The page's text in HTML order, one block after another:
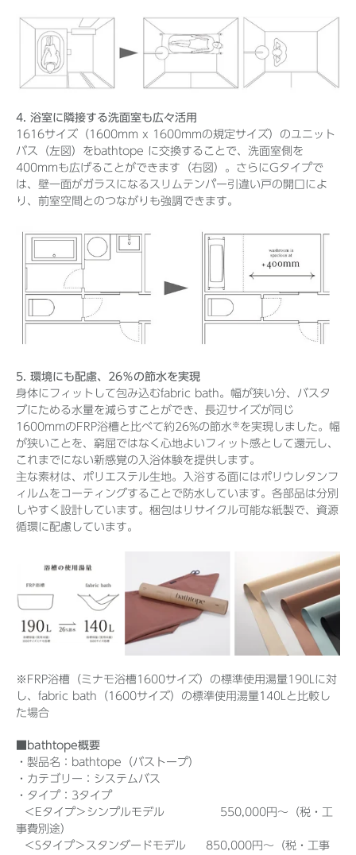
4. 浴室に隣接する洗面室も広々活用
1616サイズ（1600mm x 1600mmの規定サイズ）のユニット
バス（左図）をbathtope に交換することで、洗面室側を
400mmも広げることができます（右図）。さらにGタイプで
は、壁一面がガラスになるスリムテンパー引違い戸の開口によ
り、前室空間とのつながりも強調できます。
5. 環境にも配慮、26％の節水を実現
身体にフィットして包み込むfabric bath。幅が狭い分、バスタ
ブにためる水量を減らすことができ、長辺サイズが同じ
1600mmのFRP浴槽と比べて約26%の節水 ※ を実現しました。幅
が狭いことを、窮屈ではなく心地よいフィット感として還元し、
これまでにない新感覚の入浴体験を提供します。
主な素材は、ポリエステル生地。入浴する面にはポリウレタンフ
ィルムをコーティングすることで防水しています。各部品は分別
しやすく設計しています。梱包はリサイクル可能な紙製で、資源
循環に配慮しています。
※FRP浴槽（ミナモ浴槽1600サイズ）の標準使用湯量190Lに対
し、fabric bath（1600サイズ）の標準使用湯量140Lと比較し
た場合
■bathtope概要
・製品名：bathtope（バストープ）
・カテゴリー：システムバス
・タイプ：3タイプ
＜Eタイプ＞シンプルモデル 550,000円～ （税・工
事費別途）
＜Sタイプ＞スタンダードモデル 850,000円～ （税・工事